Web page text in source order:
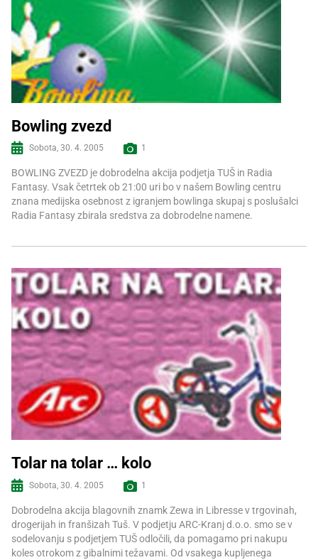
Več informacij
Bowling zvezd
Sobota, 30. 4. 2005 1
BOWLING ZVEZD je dobrodelna akcija podjetja TUŠ in Radia
Fantasy. Vsak četrtek ob 21:00 uri bo v našem Bowling centru
znana medijska osebnost z igranjem bowlinga skupaj s poslušalci
Radia Fantasy zbirala sredstva za dobrodelne namene.
Več informacij
Tolar na tolar … kolo
Sobota, 30. 4. 2005 1
Dobrodelna akcija blagovnih znamk Zewa in Libresse v trgovinah,
drogerijah in franšizah Tuš. V podjetju ARC-Kranj d.o.o. smo se v
sodelovanju s podjetjem TUŠ odločili, da pomagamo pri nakupu
koles otrokom z gibalnimi težavami. Od vsakega kupljenega